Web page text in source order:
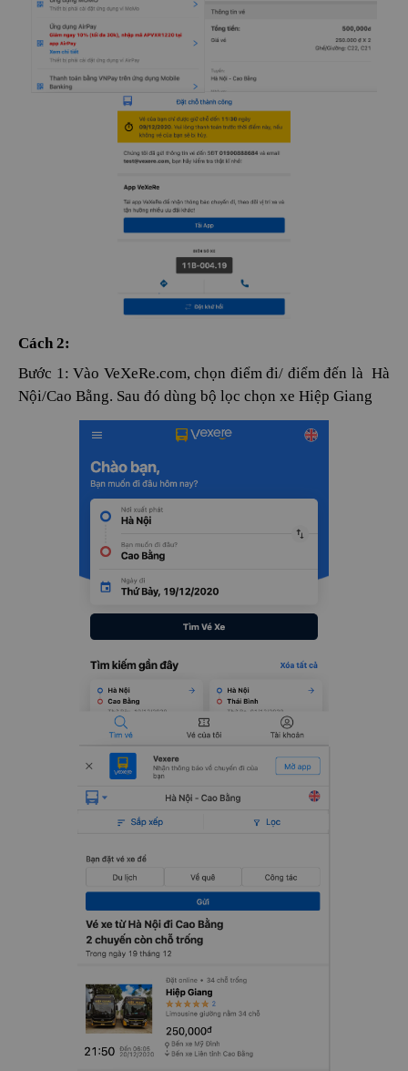
Cách 2:
Bước 1: Vào VeXeRe.com, chọn điểm đi/ điểm đến là Hà
Nội/Cao Bằng. Sau đó dùng bộ lọc chọn xe Hiệp Giang